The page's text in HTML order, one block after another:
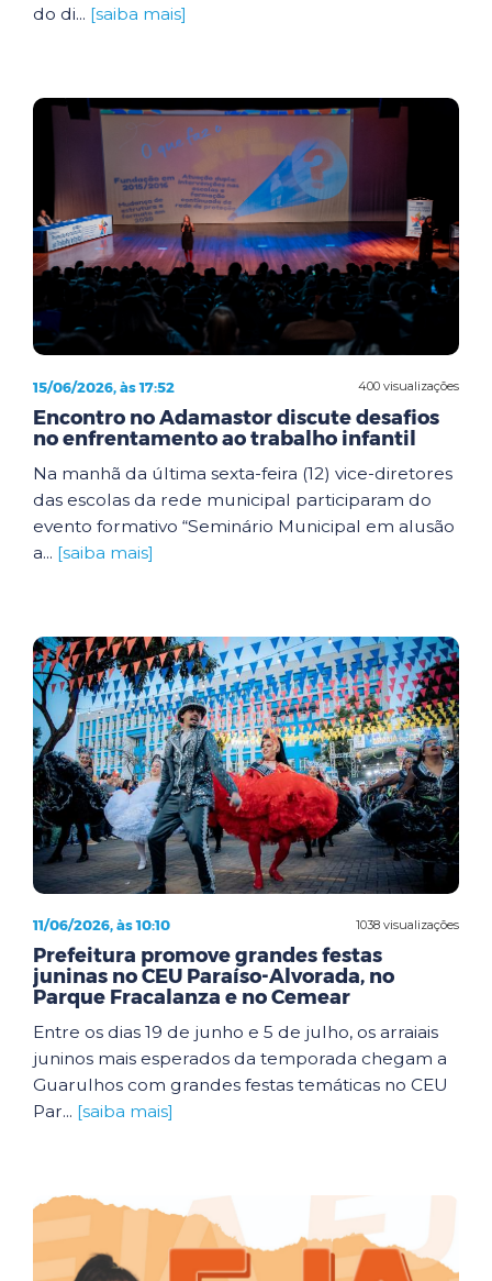
do di... [saiba mais]
400 visualizações
15/06/2026, às 17:52
Encontro no Adamastor discute desafios
no enfrentamento ao trabalho infantil
Na manhã da última sexta-feira (12) vice-diretores
das escolas da rede municipal participaram do
evento formativo “Seminário Municipal em alusão
a... [saiba mais]
1038 visualizações
11/06/2026, às 10:10
Prefeitura promove grandes festas
juninas no CEU Paraíso-Alvorada, no
Parque Fracalanza e no Cemear
Entre os dias 19 de junho e 5 de julho, os arraiais
juninos mais esperados da temporada chegam a
Guarulhos com grandes festas temáticas no CEU
Par... [saiba mais]